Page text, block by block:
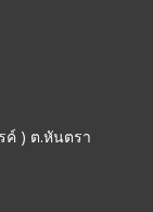
ค์ ) ต.หันตรา